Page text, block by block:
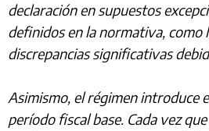
declaración en supuestos
definidos en la normativa, como
discrepancias significativas
Asimismo, el régimen introduce
período fiscal base. Cada vez